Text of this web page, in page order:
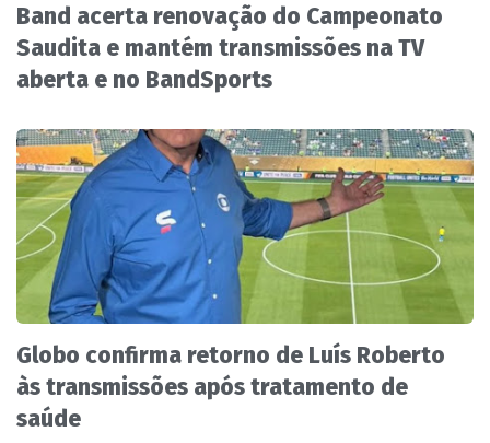
Band acerta renovação do Campeonato
Saudita e mantém transmissões na TV
aberta e no BandSports
Globo confirma retorno de Luís Roberto
às transmissões após tratamento de
saúde